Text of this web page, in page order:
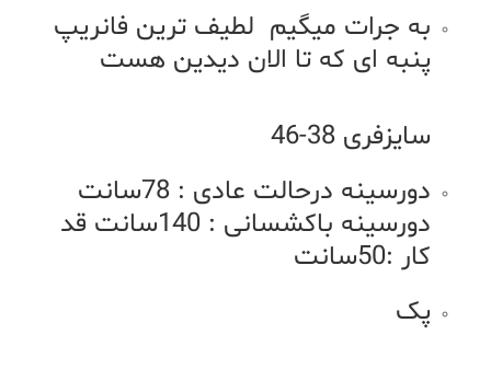
به جرات میگیم لطیف ترین فانریپ
پنبه ای که تا الان دیدین هست
سایزفری 38-46
دورسینه درحالت عادی : 78سانت
دورسینه باکشسانی : 140سانت قد
کار :50سانت
پک